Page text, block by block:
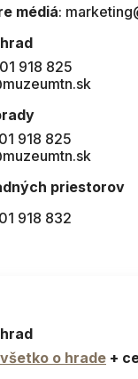
médiá:
918 825
918 825
priestorov
918 832
o hrade +